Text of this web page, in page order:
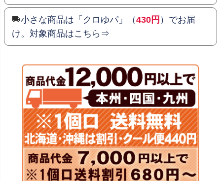
小さな商品は「クロゆパ」（430円 ）でお届
け。対象商品はこちら⇒